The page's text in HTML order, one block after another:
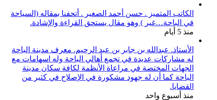
الكاتب المتميز . حسن أحمد الصغير . أتحفنا بمقاله (السياحة
في الباحة…غير ) وهو مقال يستحق القراءة والإشادة.
منذ 5 أيام
الأستاذ. عبدالله بن جابر بن عبد الرحيم. معرف مدينة الباحة
له مشاركات عديدة في تجمع أهالي الباحة وله اسهامات مع
الجهات المختصة في مراعاة الأنظمة لكافة سكان مدينة
الباحة كما أن له جهود مشكورة في الإصلاح في كثير من
القضايا.
منذ أسبوع واحد